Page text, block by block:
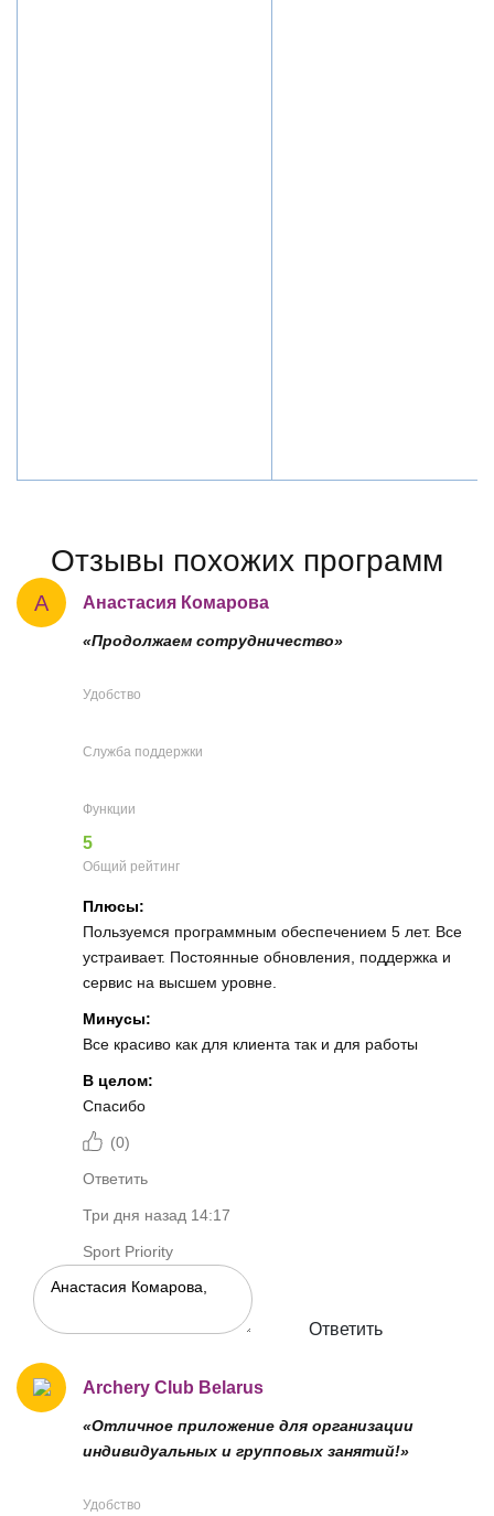
Отзывы похожих программ
А Анастасия Комарова
«Продолжаем сотрудничество»
Удобство
Служба поддержки
Функции
5
Общий рейтинг
Плюсы:
Пользуемся программным обеспечением 5 лет. Все
устраивает. Постоянные обновления, поддержка и
сервис на высшем уровне.
Минусы:
Все красиво как для клиента так и для работы
В целом:
Спасибо
(0)
Ответить
Три дня назад 14:17
Sport Priority
Ответить
Archery Club Belarus
«Отличное приложение для организации
индивидуальных и групповых занятий!»
Удобство